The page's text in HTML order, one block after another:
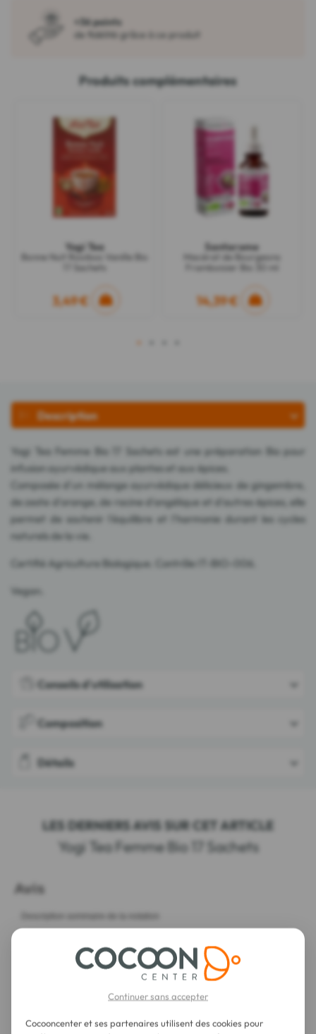
+36 points
de fidélité grâce à ce produit
Produits complémentaires
Yogi Tea
Bonne Nuit Rooibos Vanille Bio
17 Sachets
3,49 €
Santarome
Macérat de Bourgeons
Framboisier Bio 30 ml
14,39 €
1
Description
Yogi Tea Femme Bio 17 Sachets est une préparation Bio pour
infusion ayurvédique aux plantes et aux épices.
Composée d'un mélange ayurvédique délicieux de gingembre,
de zeste d'orange, de racine d'angélique et d'autres épices, elle
permet de soutenir l'équilibre et l'harmonie durant les cycles
naturels de la vie.
Certifié Agriculture Biologique. Contrôle IT-BIO-006.
Vegan.
Conseils d'utilisation
Composition
Détails
LES DERNIERS AVIS SUR CET ARTICLE
Yogi Tea Femme Bio 17 Sachets
Continuer sans accepter
Cocooncenter et ses partenaires utilisent des cookies pour